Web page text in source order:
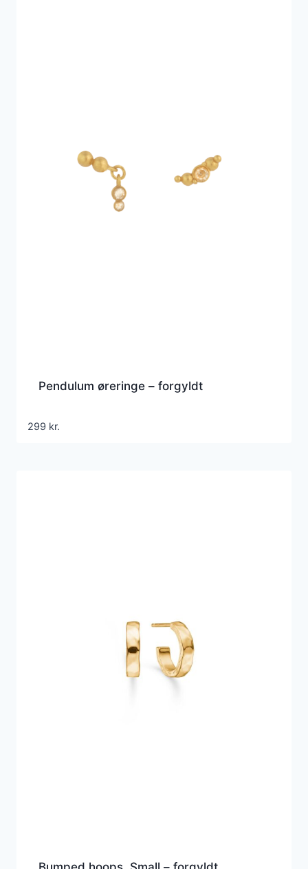
Pendulum øreringe – forgyldt
299 kr.